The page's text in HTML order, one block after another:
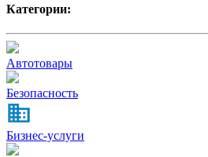
Категории:
Автотовары
Безопасность
Бизнес-услуги